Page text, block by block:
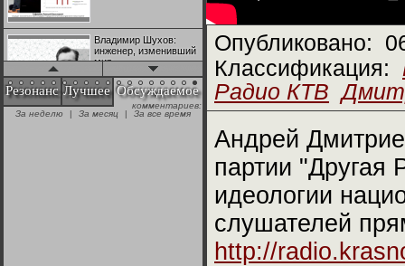
Владимир Шухов:
инженер, изменивший
мир
"Аркадий Коц" на
эгалите-фесте "Не
Резонанс Лучшее Обсуждаемое
комментариев:
За неделю
| За месяц | За все время
Опубликовано:
Классификация:
Радио КТВ
Андрей
партии "Другая
идеологии
слушателей
http://